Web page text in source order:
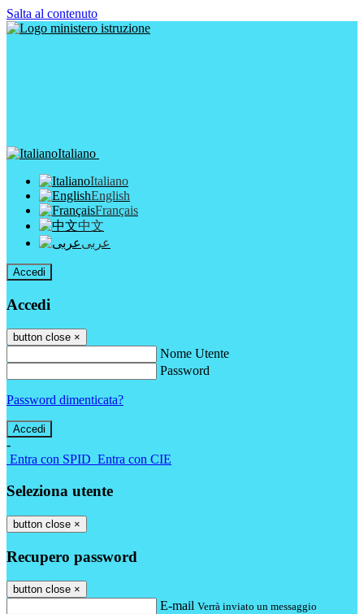
Salta al contenuto
Italiano
Italiano
English
Français
中文
عربى
Accedi
Accedi
button close ×
Nome Utente
Password
Password dimenticata?
-
Entra con SPID Entra con CIE
Seleziona utente
button close ×
Recupero password
button close ×
E-mail Verrà inviato un messaggio